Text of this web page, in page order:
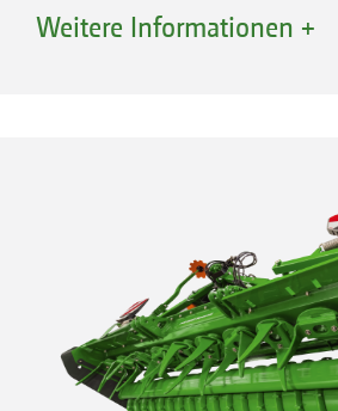
werden kann.
bedeutet z. B. auf schwereren
Mulchsaat einen
auf Griff“, um den Boden mit
gut zu durchzumischen.
Bisher wurden oftmals die
„Schlepp“ auf „Griff“
Weitere Informationen +